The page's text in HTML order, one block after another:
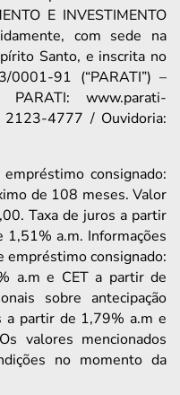
E INVESTIMENTO
com sede na
Santo, e inscrita no
0001-91 (“PARATI”) –
www.parati-
4777 / Ouvidoria:
consignado:
de 108 meses. Valor
Taxa de juros a partir
a.m. Informações
empréstimo consignado:
a.m e CET a partir de
sobre antecipação
a partir de 1,79% a.m e
valores mencionados
no momento da